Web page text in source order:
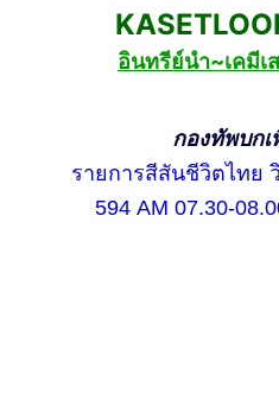
อินทรีย์นำ~เคมีเ
กองทัพบกเพื่อป
รายการสีสันชีวิตไทย วิ
594 AM 07.30-08.00